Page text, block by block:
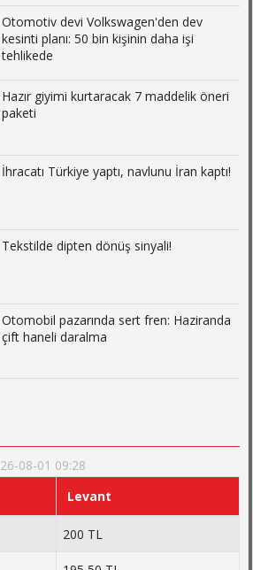
Otomotiv devi Volkswagen'den dev
kesinti planı: 50 bin kişinin daha işi
tehlikede
Hazır giyimi kurtaracak 7 maddelik öneri
paketi
İhracatı Türkiye yaptı, navlunu İran kaptı!
Tekstilde dipten dönüş sinyali!
Otomobil pazarında sert fren: Haziranda
çift haneli daralma
08-01 09:28
Levant
200 TL